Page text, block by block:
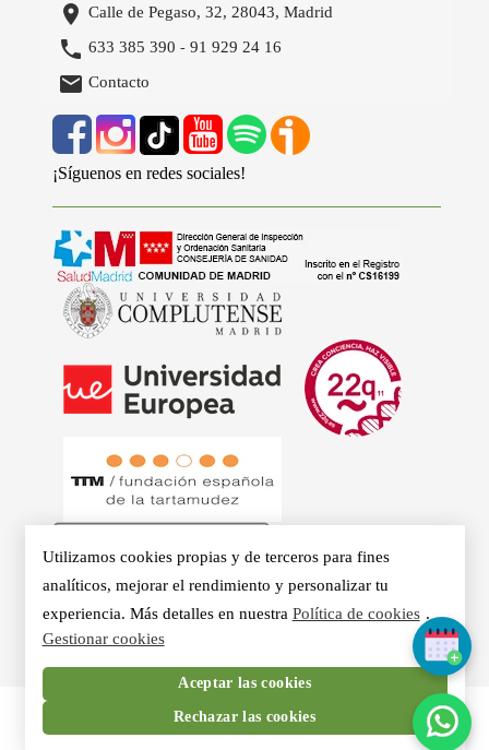
 Calle de Pegaso, 32, 28043, Madrid
 633 385 390 -91 929 24 16
 Contacto
¡Síguenos en redes sociales!
© 2026 - Clínicas Aurea. Especialistas en Logopedia,
Otorrino, Psicología, Voz Profesional y Nutrición en Madrid.
Utilizamos cookies propias y de terceros para fines
analíticos, mejorar el rendimiento y personalizar tu
experiencia. Más detalles en nuestra Política de cookies .
Gestionar cookies
Aceptar las cookies
Rechazar las cookies